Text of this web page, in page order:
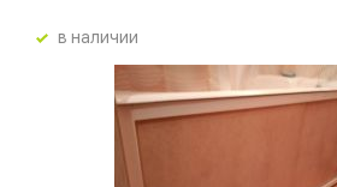
в наличии